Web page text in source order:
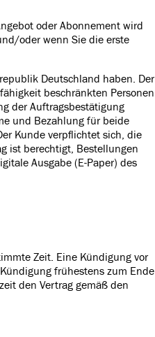
oder Abonnement wird
oder wenn Sie die erste
Deutschland haben. Der
beschränkten Personen
der Auftragsbestätigung
und Bezahlung für beide
Kunde verpflichtet sich, die
ist berechtigt, Bestellungen
Ausgabe (E-Paper) des
Zeit. Eine Kündigung vor
frühestens zum Ende
den Vertrag gemäß den